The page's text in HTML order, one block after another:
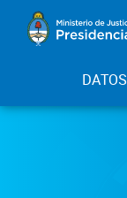
DATOS